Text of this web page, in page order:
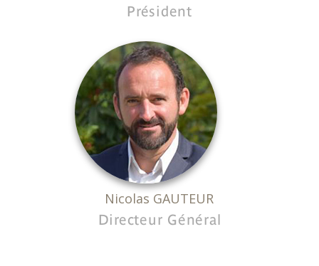
Président
Nicolas GAUTEUR
Directeur Général